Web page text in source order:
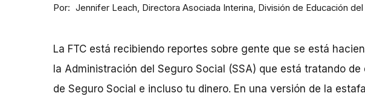
Por Jennifer Leach Directora Asociada Interina, División de Educación
La FTC está recibiendo reportes sobre gente que se está
la Administración del Seguro Social (SSA) que está tratando
de Seguro Social e incluso tu dinero. En una versión de la